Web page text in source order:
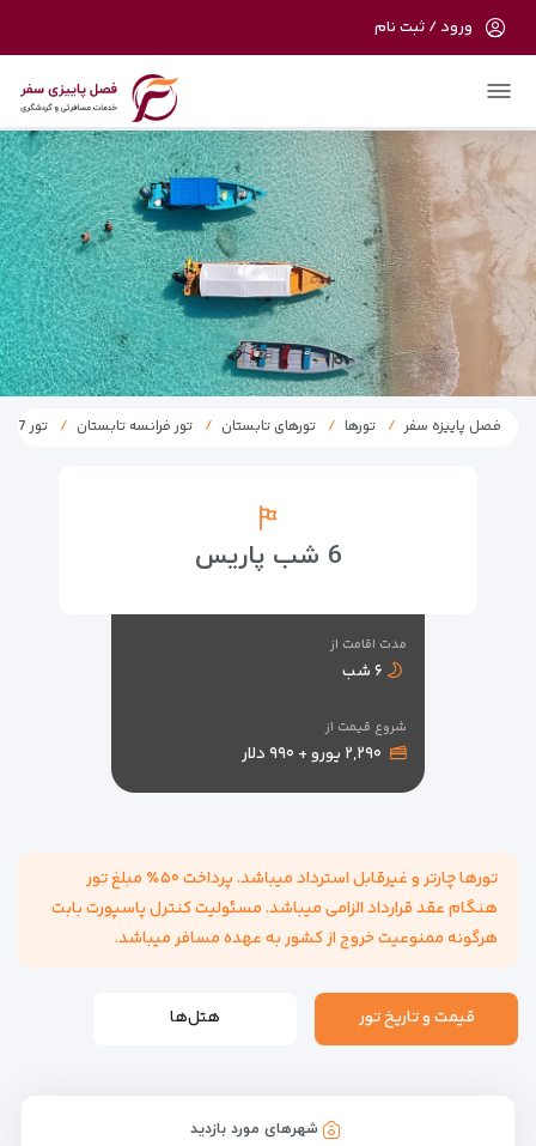
ورود / ثبت نام
در حال حاضر ارتباط با سرور قطع می باشد
لطفا دقایقی بعد مجددا تلاش کنید.
فصل پاییزه سفر تورها تورهای تابستان تور فرانسه تابستان تور 7 روز فرانسه شهریور 1404
6 شب پاریس
مدت اقامت از
۶ شب
شروع قیمت از
۲,۲۹۰ یورو + ۹۹۰ دلار
تورها چارتر و غیرقابل استرداد میباشد. پرداخت ۵۰٪ مبلغ تور
هنگام عقد قرارداد الزامی میباشد. مسئولیت کنترل پاسپورت بابت
هرگونه ممنوعیت خروج از کشور به عهده مسافر میباشد.
قیمت و تاریخ تور هتل‌ها
شهرهای مورد بازدید